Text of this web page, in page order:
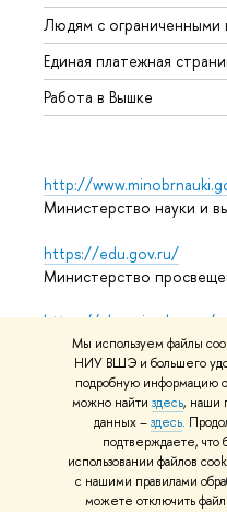
Мы используем файлы
НИУ ВШЭ и большего
подробную информацию
можно найти здесь, наши
данных –здесь.
подтверждаете,
использовании файлов
с нашими правилами
можете отключить
Людям с ограниченными
Единая платежная
Работа в Вышке
http://
Министерство науки и
https://edu.gov.ru/
Министерство
https://elearning.hse.ru/
Массовые открытые
© НИУ ВШЭ 1993–2026
использования материалов
Карта сайта